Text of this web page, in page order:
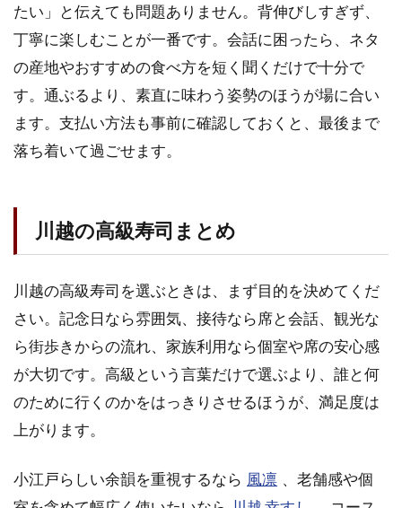
たい」と伝えても問題ありません。背伸びしすぎず、
丁寧に楽しむことが一番です。会話に困ったら、ネタ
の産地やおすすめの食べ方を短く聞くだけで十分で
す。通ぶるより、素直に味わう姿勢のほうが場に合い
ます。支払い方法も事前に確認しておくと、最後まで
落ち着いて過ごせます。
川越の高級寿司まとめ
川越の高級寿司を選ぶときは、まず目的を決めてくだ
さい。記念日なら雰囲気、接待なら席と会話、観光な
ら街歩きからの流れ、家族利用なら個室や席の安心感
が大切です。高級という言葉だけで選ぶより、誰と何
のために行くのかをはっきりさせるほうが、満足度は
上がります。
小江戸らしい余韻を重視するなら 風凛 、老舗感や個